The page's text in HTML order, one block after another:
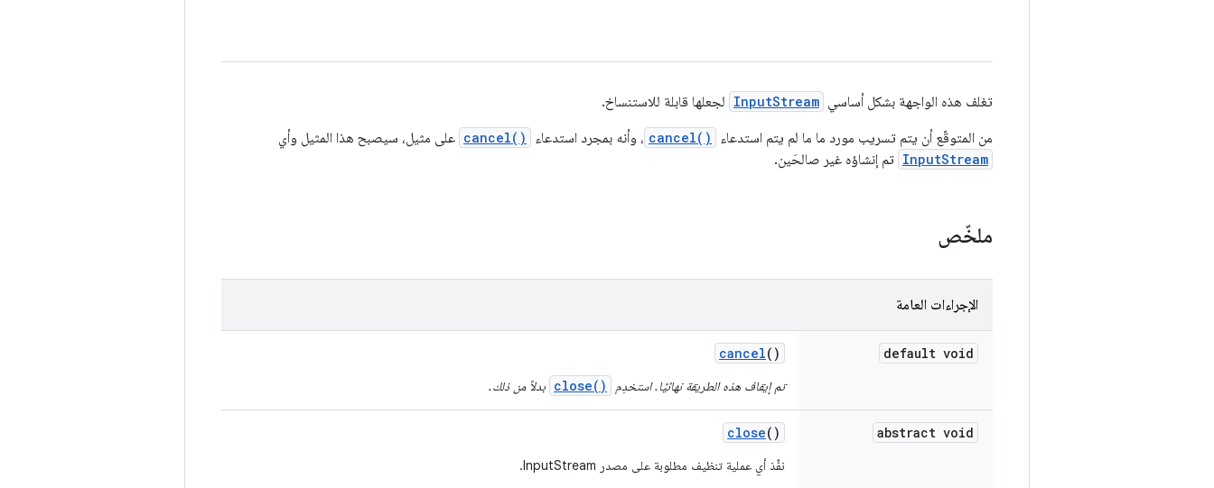
تغلف هذه الواجهة بشكل أساسي InputStream لجعلها قابلة للاستنساخ.
من المتوقّع أن يتم تسريب مورد ما ما لم يتم استدعاء
cancel() ، وأنه بمجرد استدعاء cancel() على مثيل، سيصبح هذا المثيل وأي
InputStream تم إنشاؤه غير صالحَين.
ملخّص
الإجراءات العامة
default void
cancel()
تم إيقاف هذه الطريقة نهائيًا. استخدِم close() بدلاً من ذلك.
abstract void
close()
نفِّذ أي عملية تنظيف مطلوبة على مصدر InputStream.